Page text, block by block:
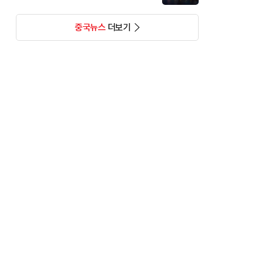
중국뉴스더보기